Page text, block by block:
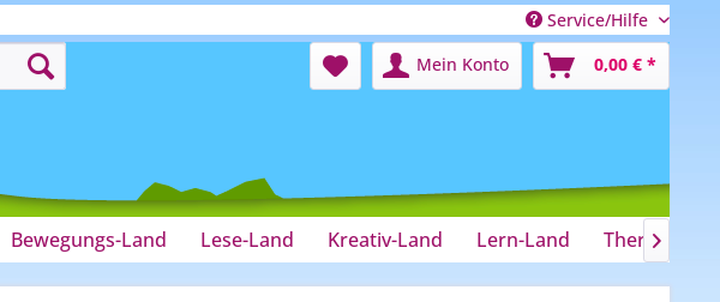
Service/Hilfe
Mein Konto
0,00 € *
Bewegungs-Land Lese-Land Kreativ-Land Lern-Land Therapie-
